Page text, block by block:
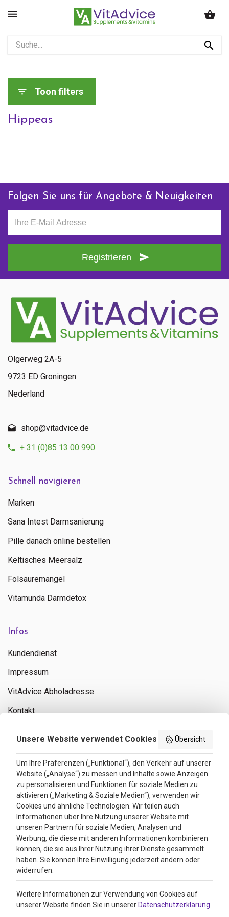
Toon filters
Hippeas
Folgen Sie uns für Angebote & Neuigkeiten
Registrieren
Schnell navigieren
Marken
Sana Intest Darmsanierung
Pille danach online bestellen
Keltisches Meersalz
Folsäuremangel
Vitamunda Darmdetox
Infos
Kundendienst
Impressum
VitAdvice Abholadresse
Kontakt
Bewertungen
4.3
Google Reviews
Olgerweg 2A-5
9723 ED Groningen
Nederland
shop@vitadvice.de
+ 31 (0)85 13 00 990
Unsere Website verwendet Cookies Übersicht
Um Ihre Präferenzen („Funktional“), den Verkehr auf unserer
Website („Analyse“) zu messen und Inhalte sowie Anzeigen
zu personalisieren und Funktionen für soziale Medien zu
aktivieren („Marketing & Soziale Medien“), verwenden wir
Cookies und ähnliche Technologien. Wir teilen auch
Informationen über Ihre Nutzung unserer Website mit
unseren Partnern für soziale Medien, Analysen und
Werbung, die diese mit anderen Informationen kombinieren
können, die sie aus Ihrer Nutzung ihrer Dienste gesammelt
haben. Sie können Ihre Einwilligung jederzeit ändern oder
widerrufen.
Weitere Informationen zur Verwendung von Cookies auf
unserer Website finden Sie in unserer Datenschutzerklärung